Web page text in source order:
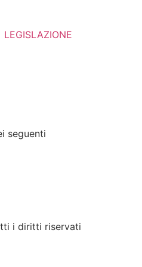
LEGISLAZIONE
seguenti
i diritti riservati